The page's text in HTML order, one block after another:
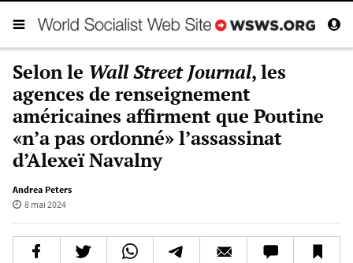
Selon le Wall Street Journal, les
agences de renseignement
américaines affirment que Poutine
«n’a pas ordonné» l’assassinat
d’Alexeï Navalny
Andrea Peters
8 mai 2024